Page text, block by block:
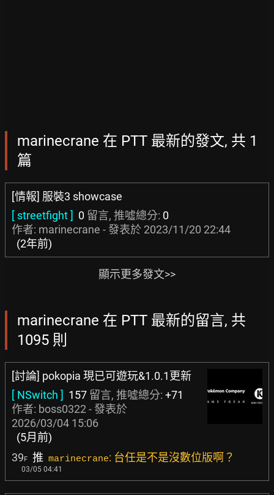
marinecrane 在 PTT 最新的發文, 共 1
篇
[情報] 服裝3 showcase
[ streetfight ] 0 留言, 推噓總分: 0
作者: marinecrane - 發表於 2023/11/20 22:44
(2年前)
顯示更多發文>>
marinecrane 在 PTT 最新的留言, 共
1095 則
[討論] pokopia 現已可遊玩&1.0.1更新
[ NSwitch ] 157 留言, 推噓總分: +71
作者: boss0322 - 發表於
2026/03/04 15:06
(5月前)
39F 推 marinecrane: 台任是不是沒數位版啊？
03/05 04:41